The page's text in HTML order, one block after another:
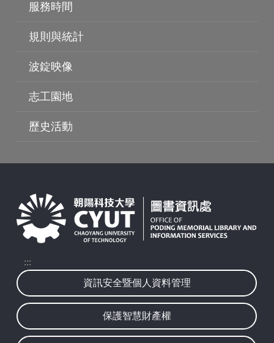
服務時間
規則與統計
波錠映像
志工園地
歷史活動
:::
資訊安全暨個人資料管理
保護智慧財產權